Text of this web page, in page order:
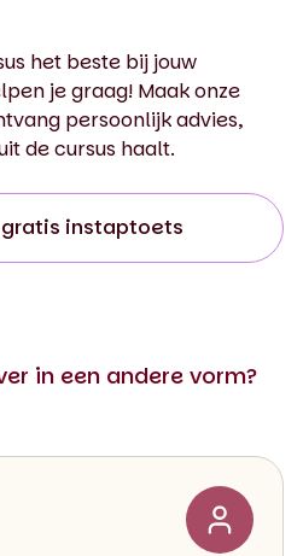
het beste bij jouw
je graag! Maak onze
persoonlijk advies,
de cursus haalt.
gratis instaptoets
in een andere vorm?